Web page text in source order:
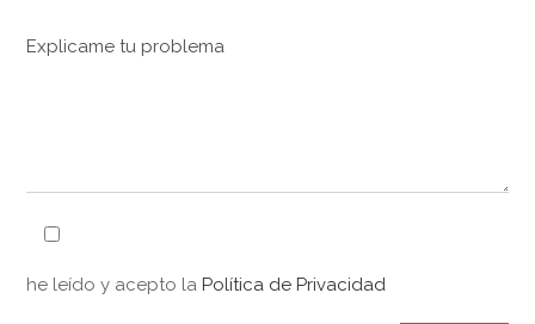
he leído y acepto la Política de Privacidad